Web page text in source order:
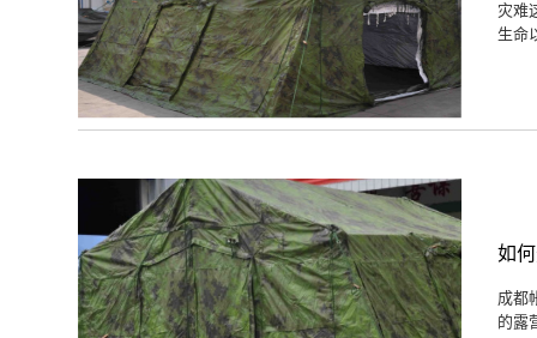
灾难
生命
如
成都
的露